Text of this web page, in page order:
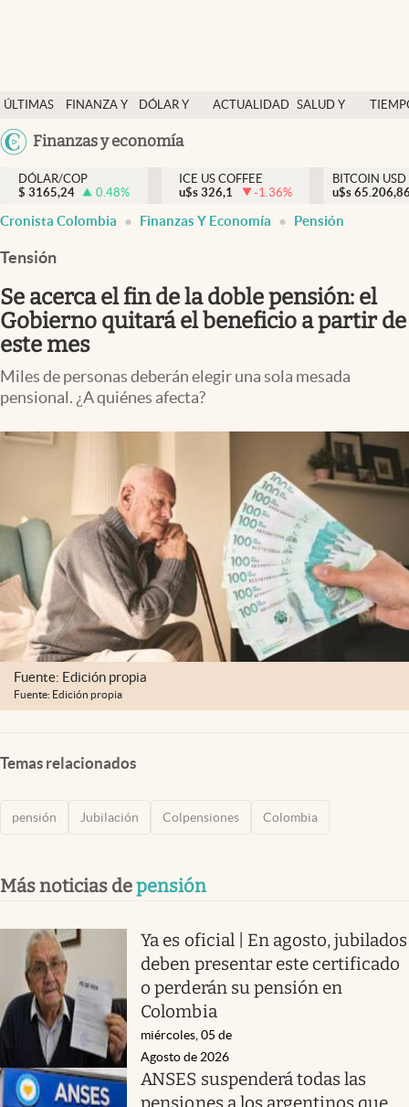
ÚLTIMAS
NOTICIAS
FINANZA Y
DÓLAR Y
ACTUALIDAD SALUD Y
México
Finanzas y economía
Salud y nutrición
Vida espiritual
Actualidad
Colombia
DÓLAR/COP
$ 3165,24 0.48%
ICE US COFFEE
u$s 326,1 -1.36%
BITCOIN USD
u$s
Cronista Colombia Finanzas Y Economía Pensión
Tensión
Se acerca el fin de la doble pensión: el
Gobierno quitará el beneficio a partir de
este mes
Miles de personas deberán elegir una sola mesada
pensional. ¿A quiénes afecta?
Fuente: Edición propia
Fuente: Edición propia
Temas relacionados
pensión Jubilación Colpensiones Colombia
Más noticias depensión
Ya es oficial | En agosto, jubilados
deben presentar este certificado
o perderán su pensión en
Colombia
miércoles, 05 de
Agosto de 2026
ANSES suspenderá todas las
pensiones a los argentinos que